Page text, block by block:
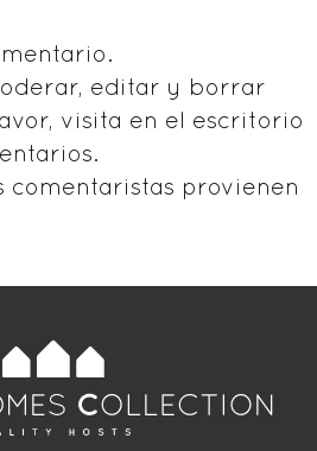
editar y borrar
visita en el escritorio
comentaristas provienen